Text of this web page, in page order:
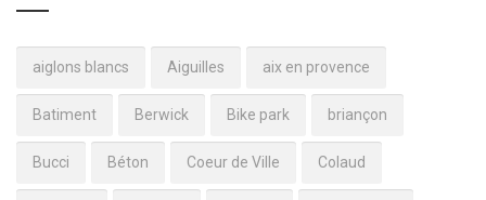
aiglons blancs Aiguilles aix en provence
Batiment Berwick Bike park briançon
Bucci Béton Coeur de Ville Colaud